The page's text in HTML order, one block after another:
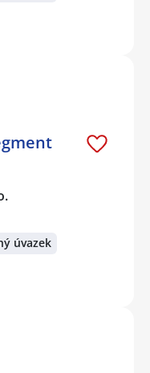
úvazek